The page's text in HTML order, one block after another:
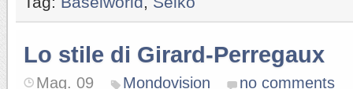
Lo stile di Girard-Perregaux
Mag. 09 Mondovision no comments